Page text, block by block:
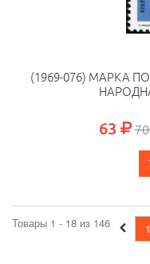
(1969-076) МАРКА
63
Товары 1 - 18 из 146 1